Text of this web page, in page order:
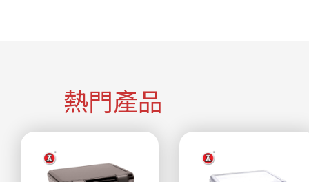
熱門產品